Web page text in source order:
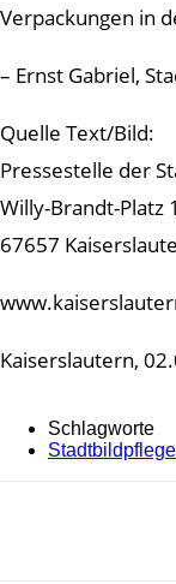
Verpackungen in
– Ernst Gabriel,
Quelle Text/Bild:
Pressestelle der
Willy-Brandt-Platz
67657
Kaiserslautern,
Schlagworte
Stadtbildpflege